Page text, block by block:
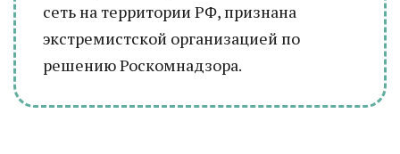
сеть на территории РФ, признана
экстремистской организацией по
решению Роскомнадзора.